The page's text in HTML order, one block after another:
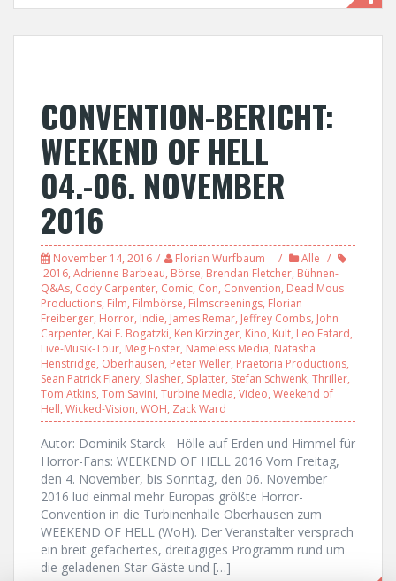
CONVENTION-BERICHT:
WEEKEND OF HELL
04.-06. NOVEMBER
2016
November 14, 2016 Florian Wurfbaum
Alle
2016, Adrienne Barbeau, Börse, Brendan Fletcher, Bühnen-
Q&As, Cody Carpenter, Comic, Con, Convention, Dead Mous
Productions, Film, Filmbörse, Filmscreenings, Florian
Freiberger, Horror, Indie, James Remar, Jeffrey Combs, John
Carpenter, Kai E. Bogatzki, Ken Kirzinger, Kino, Kult, Leo Fafard,
Live-Musik-Tour, Meg Foster, Nameless Media, Natasha
Henstridge, Oberhausen, Peter Weller, Praetoria Productions,
Sean Patrick Flanery, Slasher, Splatter, Stefan Schwenk, Thriller,
Tom Atkins, Tom Savini, Turbine Media, Video, Weekend of
Hell, Wicked-Vision, WOH, Zack Ward
Autor: Dominik Starck Hölle auf Erden und Himmel für
Horror-Fans: WEEKEND OF HELL 2016 Vom Freitag,
den 4. November, bis Sonntag, den 06. November
2016 lud einmal mehr Europas größte Horror-
Convention in die Turbinenhalle Oberhausen zum
WEEKEND OF HELL (WoH). Der Veranstalter versprach
ein breit gefächertes, dreitägiges Programm rund um
die geladenen Star-Gäste und […]